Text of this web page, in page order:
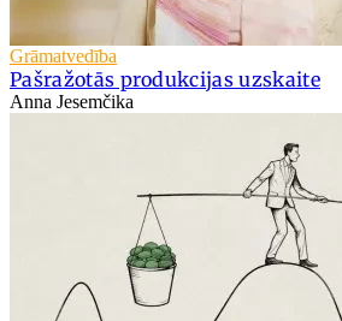
Grāmatvedība
Pašražotās produkcijas uzskaite
Anna Jesemčika